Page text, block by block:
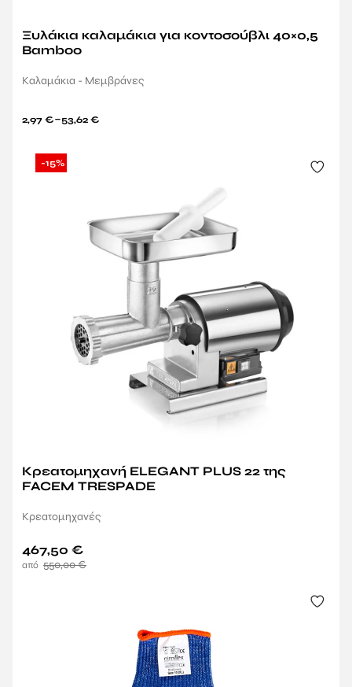
Ξυλάκια καλαμάκια για κοντοσούβλι 40×0,5
Bamboo
Καλαμάκια - Μεμβράνες
2,97 €–53,62 €
-15%
Κρεατομηχανή ELEGANT PLUS 22 της
FACEM TRESPADE
Κρεατομηχανές
550,00€
467,50 €